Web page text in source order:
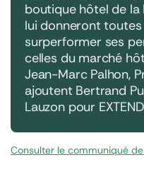
boutique hôtel de la
lui donneront
surperformer ses
celles du marché
Jean-Marc Palhon,
ajoutent Bertrand
Lauzon pour
Consulter le communiqué